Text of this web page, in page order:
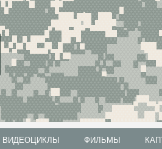
ВИДЕОЦИКЛЫ ФИЛЬМЫ